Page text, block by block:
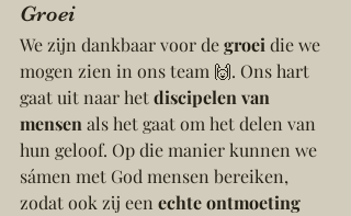
Groei
We zijn dankbaar voor de groei die we
mogen zien in ons team 🙌. Ons hart
gaat uit naar het discipelen van
mensen als het gaat om het delen van
hun geloof. Op die manier kunnen we
sámen met God mensen bereiken,
zodat ook zij een echte ontmoeting